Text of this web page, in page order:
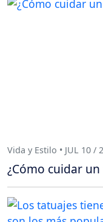
Vida y Estilo • JUL 10 /
¿Cómo cuidar